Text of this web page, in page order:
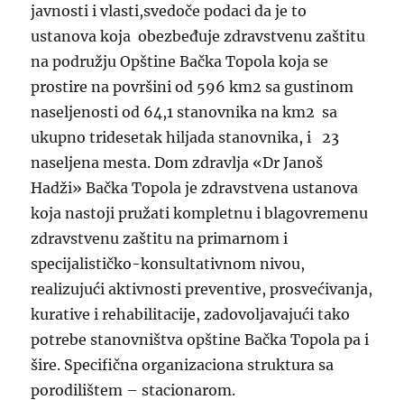
javnosti i vlasti,svedoče podaci da je to
ustanova koja obezbeđuje zdravstvenu zaštitu
na podružju Opštine Bačka Topola koja se
prostire na površini od 596 km2 sa gustinom
naseljenosti od 64,1 stanovnika na km2 sa
ukupno tridesetak hiljada stanovnika, i 23
naseljena mesta. Dom zdravlja «Dr Janoš
Hadži» Bačka Topola je zdravstvena ustanova
koja nastoji pružati kompletnu i blagovremenu
zdravstvenu zaštitu na primarnom i
specijalističko-konsultativnom nivou,
realizujući aktivnosti preventive, prosvećivanja,
kurative i rehabilitacije, zadovoljavajući tako
potrebe stanovništva opštine Bačka Topola pa i
šire. Specifična organizaciona struktura sa
porodilištem – stacionarom.